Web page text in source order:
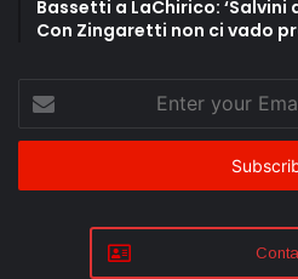
Bassetti a LaChirico: ‘Salvini
Con Zingaretti non ci vado
Enter
your
Email